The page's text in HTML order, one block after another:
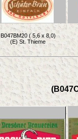
B047BM20 ( 5,6 x 8,0)
(E) St. Thieme